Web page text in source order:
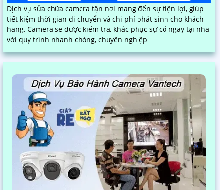
Dịch vụ sửa chữa camera tận nơi mang đến sự tiện lợi, giúp
tiết kiệm thời gian di chuyển và chi phí phát sinh cho khách
hàng. Camera sẽ được kiểm tra, khắc phục sự cố ngay tại nhà
với quy trình nhanh chóng, chuyên nghiệp